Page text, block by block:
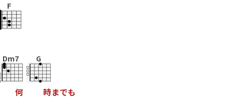
F
Dm7
何
G
時までも